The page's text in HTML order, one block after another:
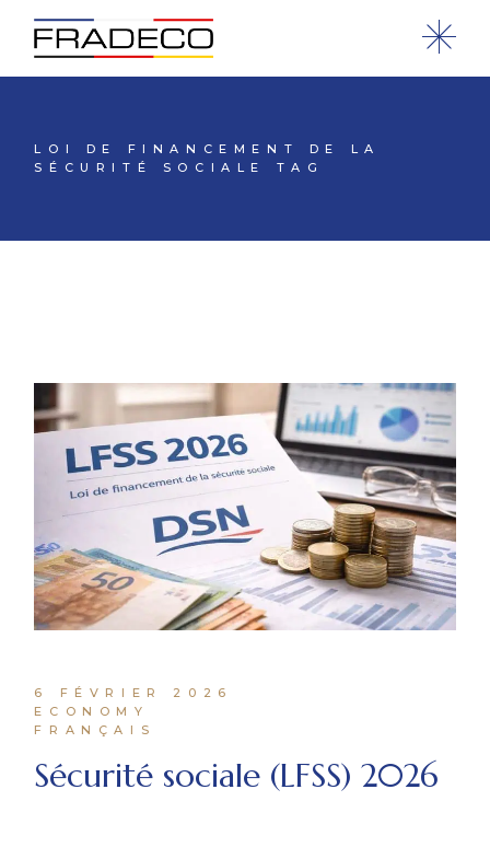
LOI DE FINANCEMENT DE LA
SÉCURITÉ SOCIALE TAG
6 FÉVRIER 2026
ECONOMY
FRANÇAIS
Sécurité sociale (LFSS) 2026